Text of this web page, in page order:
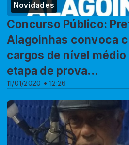
Novidades
11/01/2020 • 12:26
Concurso Público:
Alagoinhas convoca
cargos de nível
etapa de prova...